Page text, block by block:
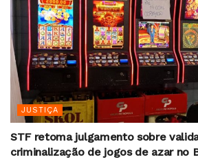
JUSTIÇA
STF retoma julgamento sobre
criminalização de jogos de azar no